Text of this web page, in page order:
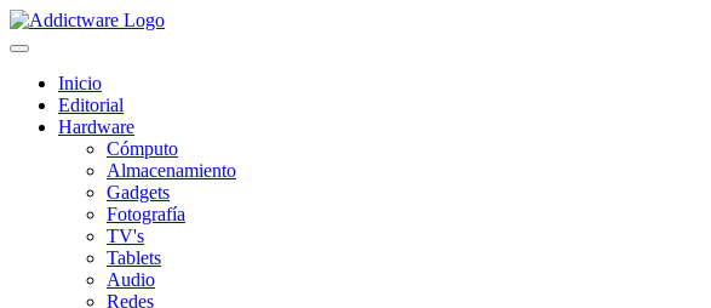
Inicio
Editorial
Hardware
Cómputo
Almacenamiento
Gadgets
Fotografía
TV's
Tablets
Audio
Redes